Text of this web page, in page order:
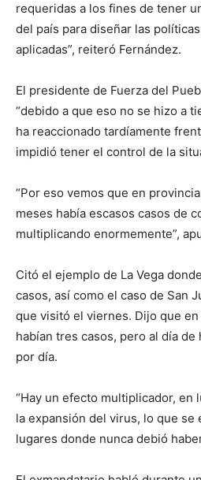
requeridas a los fines de tener
del país para diseñar las
aplicadas”, reiteró Fernández.
El presidente de Fuerza del
“debido a que eso no se hizo a
ha reaccionado tardíamente
impidió tener el control de la
“Por eso vemos que en
meses había escasos casos de
multiplicando enormemente”,
Citó el ejemplo de La Vega
casos, así como el caso de San
que visitó el viernes. Dijo que
habían tres casos, pero al día de
por día.
“Hay un efecto multiplicador, en
la expansión del virus, lo que se
lugares donde nunca debió